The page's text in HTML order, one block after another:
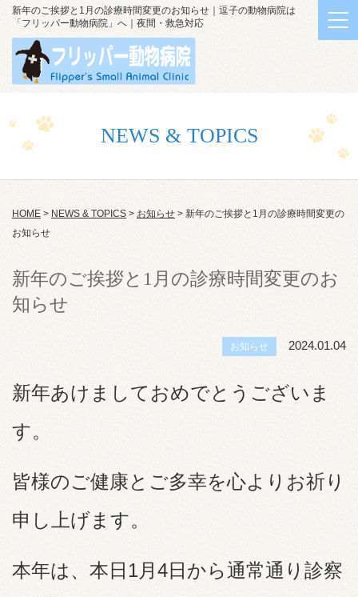
新年のご挨拶と1月の診療時間変更のお知らせ｜逗子の動物病院は
「フリッパー動物病院」へ｜夜間・救急対応
NEWS & TOPICS
HOME > NEWS & TOPICS > お知らせ > 新年のご挨拶と1月の診療時間変更の
お知らせ
新年のご挨拶と1月の診療時間変更のお
知らせ
お知らせ 2024.01.04
新年あけましておめでとうございま
す。
皆様のご健康とご多幸を心よりお祈り
申し上げます。
本年は、本日1月4日から通常通り診察